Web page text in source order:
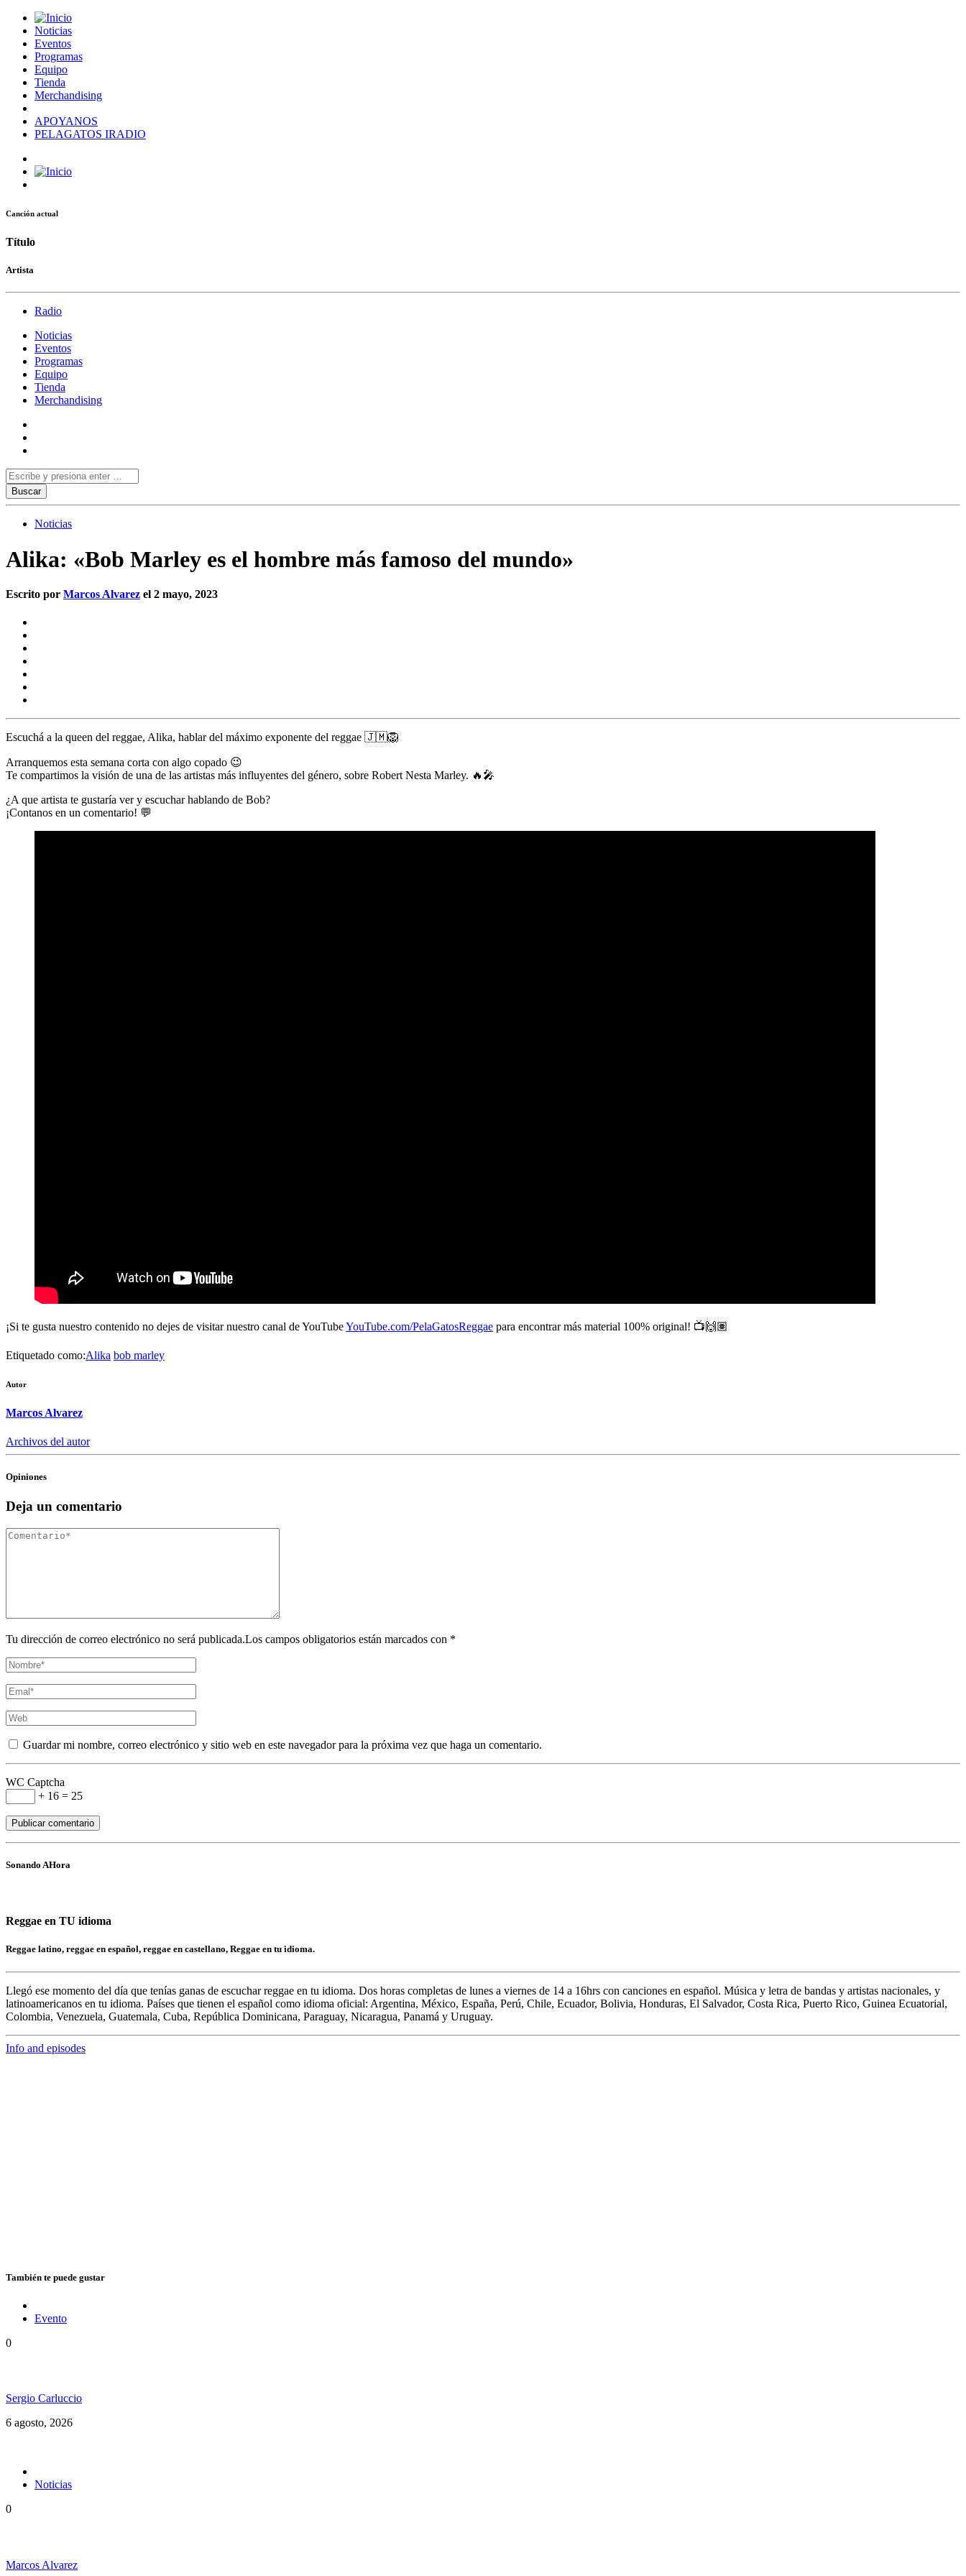
Noticias
Eventos
Programas
Equipo
Tienda
Merchandising
APOYANOS
PELAGATOS IRADIO
Canción actual
Título
Artista
Radio
Noticias
Eventos
Programas
Equipo
Tienda
Merchandising
Noticias
Alika: «Bob Marley es el hombre más famoso del mundo»
Escrito por Marcos Alvarez el 2 mayo, 2023
Escuchá a la queen del reggae, Alika, hablar del máximo exponente del reggae 🇯🇲🦁
Arranquemos esta semana corta con algo copado 😉
Te compartimos la visión de una de las artistas más influyentes del género, sobre Robert Nesta Marley. 🔥🎤
¿A que artista te gustaría ver y escuchar hablando de Bob?
¡Contanos en un comentario! 💬
¡Si te gusta nuestro contenido no dejes de visitar nuestro canal de YouTubeYouTube.com/PelaGatosReggae para encontrar más material 100% original! 📺🙌🏽
Etiquetado como:Alika bob marley
Autor
Marcos Alvarez
Archivos del autor
Opiniones
Deja un comentario
Tu dirección de correo electrónico no será publicada.Los campos obligatorios están marcados con *
Guardar mi nombre, correo electrónico y sitio web en este navegador para la próxima vez que haga un comentario.
WC Captcha
+ 16 = 25
Sonando AHora
Reggae en TU idioma
Reggae latino, reggae en español, reggae en castellano, Reggae en tu idioma.
Llegó ese momento del día que tenías ganas de escucharreggae en tu idioma. Dos horas completas de lunes a viernes de 14 a 16hrs con canciones en español. Música y letra de bandas y artistas nacionales, y
latinoamericanos en tu idioma. Países que tienen el español como idioma oficial: Argentina, México, España, Perú, Chile, Ecuador, Bolivia, Honduras, El Salvador, Costa Rica, Puerto Rico, Guinea Ecuatorial,
Colombia, Venezuela, Guatemala, Cuba, República Dominicana, Paraguay, Nicaragua, Panamá y Uruguay.
Info and episodes
También te puede gustar
Evento
0
Sergio Carluccio
6 agosto, 2026
Noticias
0
Marcos Alvarez